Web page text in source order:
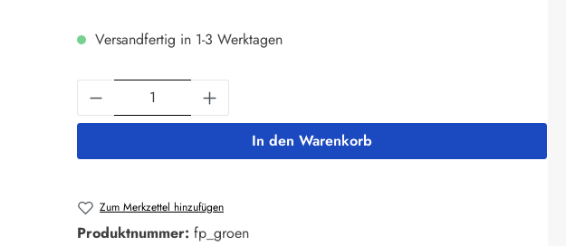
Versandfertig in 1-3 Werktagen
Produkt Anzahl: Gib den gewünschten Wert ein
In den Warenkorb
Zum Merkzettel hinzufügen
Produktnummer: fp_groen